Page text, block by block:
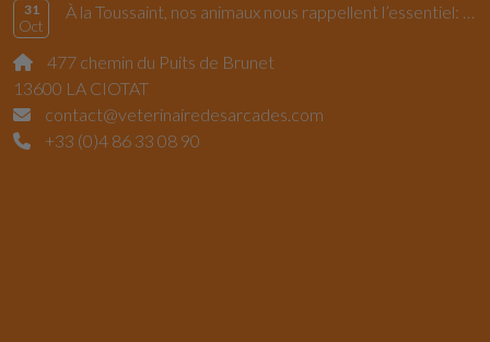
31
Oct
À la Toussaint, nos animaux nous rappellent l’essentiel: vivre l’instant présent
477 chemin du Puits de Brunet
13600 LA CIOTAT
contact@veterinairedesarcades.com
+33 (0)4 86 33 08 90